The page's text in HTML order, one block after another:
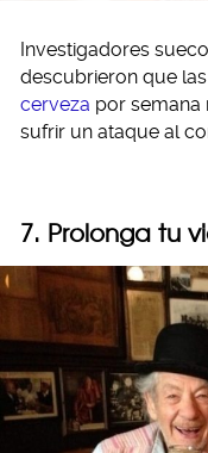
Investigadores
descubrieron que las
cerveza por semana
sufrir un ataque al
7. Prolonga tu